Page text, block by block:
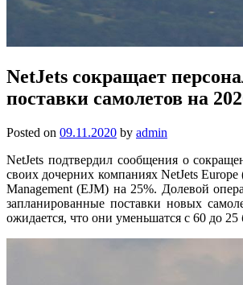
NetJets сокращает
поставки самолетов на
Posted on 09.11.2020 by admin
NetJets подтвердил сообщения о
своих дочерних компаниях NetJets
Management (EJM) на 25%. Долевой
запланированные поставки новых
ожидается, что они уменьшатся с 60 до 25